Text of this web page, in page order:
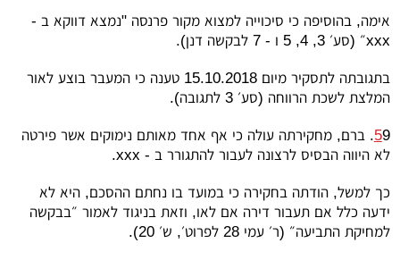
אימה, בהוסיפה כי סיכוייה למצוא מקור פרנסה "נמצא דווקא ב -
xxx״ (סע׳ 3, 4, 5 ו - 7 לבקשה דנן).
בתגובתה לתסקיר מיום 15.10.2018 טענה כי המעבר בוצע לאור
המלצת לשכת הרווחה (סע׳ 3 לתגובה).
59. ברם, מחקירתה עולה כי אף אחד מאותם נימוקים אשר פירטה
לא היווה הבסיס לרצונה לעבור להתגורר ב - xxx
.
כך למשל, הודתה בחקירה כי במועד בו נחתם ההסכם, היא לא
ידעה כלל אם תעבור דירה אם לאו, וזאת בניגוד לאמור ״בבקשה
למחיקת התביעה״ (ר׳ עמי 28 לפרוט׳, ש׳ 20).